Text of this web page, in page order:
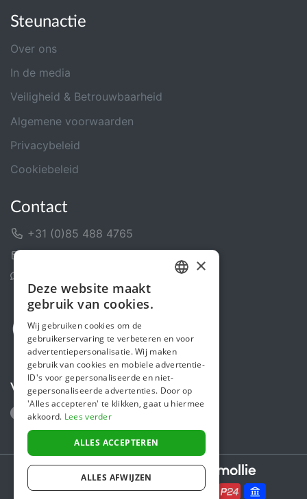
Steunactie
Over ons
In de media
Veiligheid & Betrouwbaarheid
Algemene voorwaarden
Privacybeleid
Cookiebeleid
Contact
+31 (0)85 488 4765
Volg ons
Secure payments powered by
ENGLISH
×
Deze website maakt
gebruik van cookies.
Wij gebruiken cookies om de
gebruikerservaring te verbeteren en voor
advertentiepersonalisatie. Wij maken
gebruik van cookies en mobiele advertentie-
ID's voor gepersonaliseerde en niet-
gepersonaliseerde advertenties. Door op
'Alles accepteren' te klikken, gaat u hiermee
akkoord. Lees verder
ALLES ACCEPTEREN
ALLES AFWIJZEN